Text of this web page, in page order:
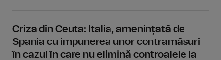
Criza din Ceuta: Italia, amenințată de
Spania cu impunerea unor contramăsuri
în cazul în care nu elimină controalele la